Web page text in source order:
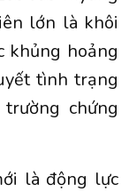
lớn là khôi
khủng hoảng
tình trạng
chứng
là động lực